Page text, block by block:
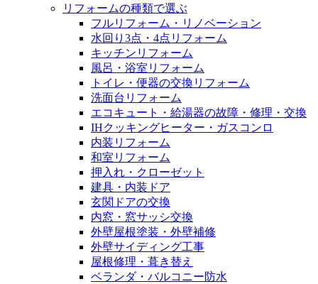
リフォームの種類で選ぶ
フルリフォーム・リノベーション
水回り3点・4点リフォーム
キッチンリフォーム
風呂・浴室リフォーム
トイレ・便器の交換リフォーム
洗面台リフォーム
エコキュート・給湯器の故障・修理・交換
IHクッキングヒーター・ガスコンロ
内装リフォーム
和室リフォーム
押入れ・クローゼット
建具・内装ドア
玄関ドアの交換
内窓・窓サッシ交換
外壁屋根塗装・外壁補修
外壁サイディング工事
屋根修理・葺き替え
ベランダ・バルコニー防水